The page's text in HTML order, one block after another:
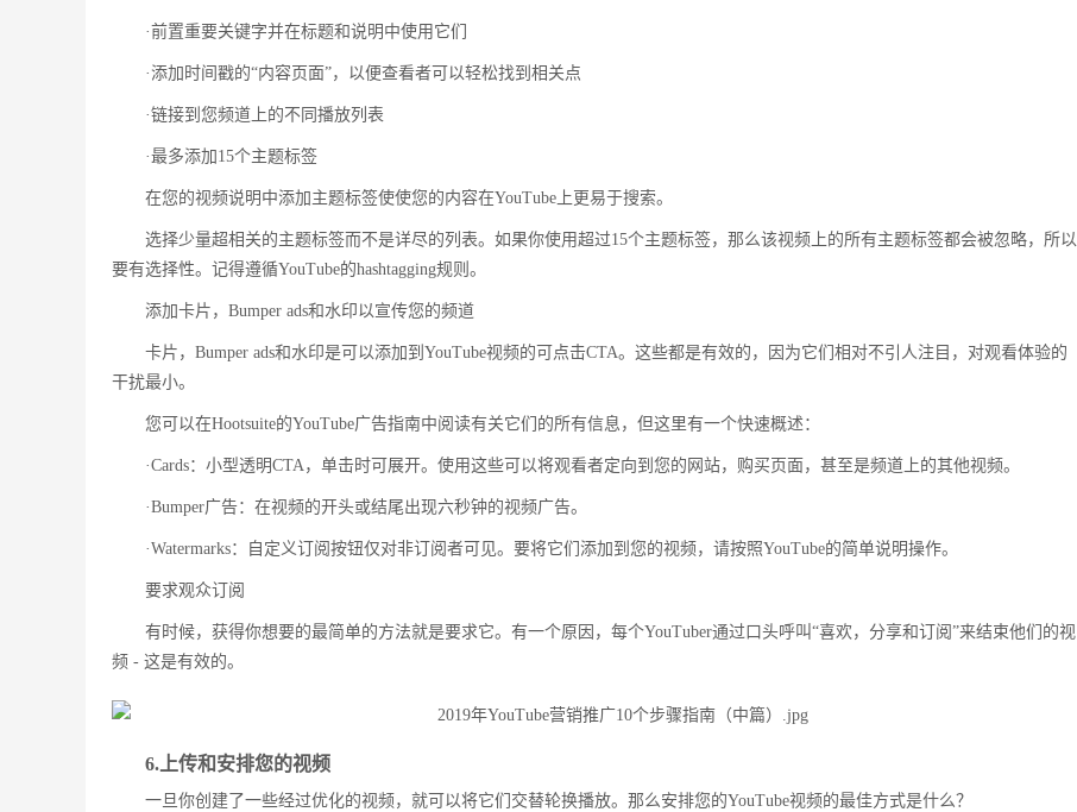
·前置重要关键字并在标题和说明中使用它们
·添加时间戳的“内容页面”，以便查看者可以轻松找到相关点
·链接到您频道上的不同播放列表
·最多添加15个主题标签
在您的视频说明中添加主题标签使使您的内容在YouTube上更易于搜索。
选择少量超相关的主题标签而不是详尽的列表。如果你使用超过15个主题标签，那么该视频上的所有主题标签都会被忽略，所以
要有选择性。记得遵循YouTube的hashtagging规则。
添加卡片，Bumper ads和水印以宣传您的频道
卡片，Bumper ads和水印是可以添加到YouTube视频的可点击CTA。这些都是有效的，因为它们相对不引人注目，对观看体验的
干扰最小。
您可以在Hootsuite的YouTube广告指南中阅读有关它们的所有信息，但这里有一个快速概述：
·Cards：小型透明CTA，单击时可展开。使用这些可以将观看者定向到您的网站，购买页面，甚至是频道上的其他视频。
·Bumper广告：在视频的开头或结尾出现六秒钟的视频广告。
·Watermarks：自定义订阅按钮仅对非订阅者可见。要将它们添加到您的视频，请按照YouTube的简单说明操作。
要求观众订阅
有时候，获得你想要的最简单的方法就是要求它。有一个原因，每个YouTuber通过口头呼叫“喜欢，分享和订阅”来结束他们的视
频 - 这是有效的。
6.上传和安排您的视频
一旦你创建了一些经过优化的视频，就可以将它们交替轮换播放。那么安排您的YouTube视频的最佳方式是什么？